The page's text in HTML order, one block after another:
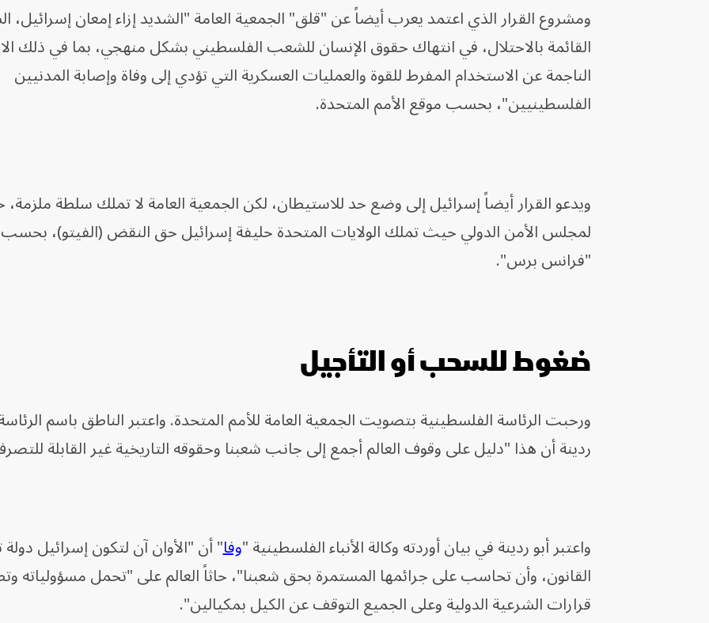
ومشروع القرار الذي اعتمد يعرب أيضاً عن "قلق" الجمعية العامة "الشديد إزاء إمعان إسرائيل،
القائمة بالاحتلال، في انتهاك حقوق الإنسان للشعب الفلسطيني بشكل منهجي، بما في ذلك
الناجمة عن الاستخدام المفرط للقوة والعمليات العسكرية التي تؤدي إلى وفاة وإصابة المدنيين
الفلسطينيين"، بحسب موقع الأمم المتحدة.
ويدعو القرار أيضاً إسرائيل إلى وضع حد للاستيطان، لكن الجمعية العامة لا تملك سلطة ملزمة،
لمجلس الأمن الدولي حيث تملك الولايات المتحدة حليفة إسرائيل حق النقض (الفيتو)، بحسب
"فرانس برس".
ضغوط للسحب أو التأجيل
ورحبت الرئاسة الفلسطينية بتصويت الجمعية العامة للأمم المتحدة. واعتبر الناطق باسم
ردينة أن هذا "دليل على وقوف العالم أجمع إلى جانب شعبنا وحقوقه التاريخية غير القابلة
واعتبر أبو ردينة في بيان أوردته وكالة الأنباء الفلسطينية "وفا" أن "الأوان آن لتكون إسرائيل
القانون، وأن تحاسب على جرائمها المستمرة بحق شعبنا"، حاثاً العالم على "تحمل مسؤولياته
قرارات الشرعية الدولية وعلى الجميع التوقف عن الكيل بمكيالين".